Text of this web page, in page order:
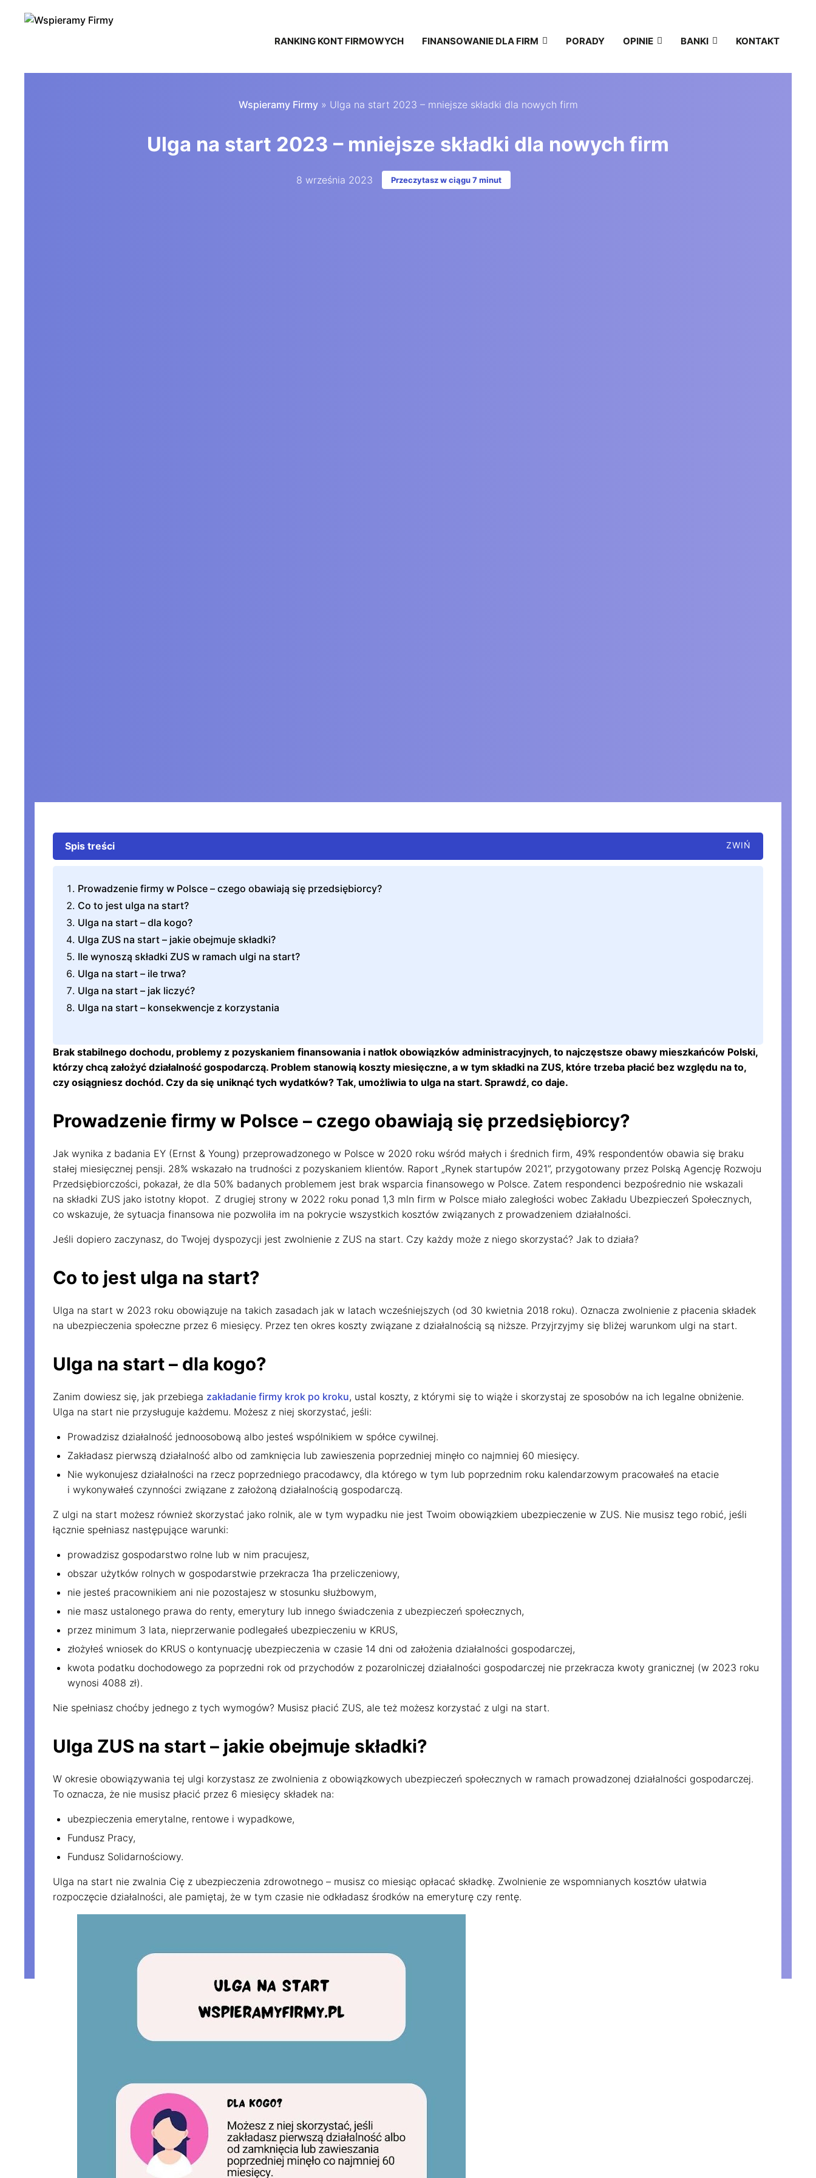
RANKING KONT FIRMOWYCH FINANSOWANIE DLA FIRM PORADY OPINIE BANKI KONTAKT
Wspieramy Firmy» Ulga na start 2023 – mniejsze składki dla nowych firm
Ulga na start 2023 – mniejsze składki dla nowych firm
8 września 2023 Przeczytasz w ciągu 7 minut
Spis treści
Prowadzenie firmy w Polsce – czego obawiają się przedsiębiorcy?
Co to jest ulga na start?
Ulga na start – dla kogo?
Ulga ZUS na start – jakie obejmuje składki?
Ile wynoszą składki ZUS w ramach ulgi na start?
Ulga na start – ile trwa?
Ulga na start – jak liczyć?
Ulga na start – konsekwencje z korzystania
Brak stabilnego dochodu, problemy z pozyskaniem finansowania i natłok obowiązków administracyjnych, to najczęstsze obawy mieszkańców Polski,
którzy chcą założyć działalność gospodarczą. Problem stanowią koszty miesięczne, a w tym składki na ZUS, które trzeba płacić bez względu na to,
czy osiągniesz dochód. Czy da się uniknąć tych wydatków? Tak, umożliwia to ulga na start. Sprawdź, co daje.
Prowadzenie firmy w Polsce – czego obawiają się przedsiębiorcy?
Jak wynika z badania EY (Ernst & Young) przeprowadzonego w Polsce w 2020 roku wśród małych i średnich firm, 49% respondentów obawia się braku
stałej miesięcznej pensji. 28% wskazało na trudności z pozyskaniem klientów. Raport „Rynek startupów 2021”, przygotowany przez Polską Agencję Rozwoju
Przedsiębiorczości, pokazał, że dla 50% badanych problemem jest brak wsparcia finansowego w Polsce. Zatem respondenci bezpośrednio nie wskazali
na składki ZUS jako istotny kłopot. Z drugiej strony w 2022 roku ponad 1,3 mln firm w Polsce miało zaległości wobec Zakładu Ubezpieczeń Społecznych,
co wskazuje, że sytuacja finansowa nie pozwoliła im na pokrycie wszystkich kosztów związanych z prowadzeniem działalności.
Jeśli dopiero zaczynasz, do Twojej dyspozycji jest zwolnienie z ZUS na start. Czy każdy może z niego skorzystać? Jak to działa?
Co to jest ulga na start?
Ulga na start w 2023 roku obowiązuje na takich zasadach jak w latach wcześniejszych (od 30 kwietnia 2018 roku). Oznacza zwolnienie z płacenia składek
na ubezpieczenia społeczne przez 6 miesięcy. Przez ten okres koszty związane z działalnością są niższe. Przyjrzyjmy się bliżej warunkom ulgi na start.
Ulga na start – dla kogo?
Zanim dowiesz się, jak przebiega zakładanie firmy krok po kroku, ustal koszty, z którymi się to wiąże i skorzystaj ze sposobów na ich legalne obniżenie.
Ulga na start nie przysługuje każdemu. Możesz z niej skorzystać, jeśli:
Prowadzisz działalność jednoosobową albo jesteś wspólnikiem w spółce cywilnej.
Zakładasz pierwszą działalność albo od zamknięcia lub zawieszenia poprzedniej minęło co najmniej 60 miesięcy.
Nie wykonujesz działalności na rzecz poprzedniego pracodawcy, dla którego w tym lub poprzednim roku kalendarzowym pracowałeś na etacie
i wykonywałeś czynności związane z założoną działalnością gospodarczą.
Z ulgi na start możesz również skorzystać jako rolnik, ale w tym wypadku nie jest Twoim obowiązkiem ubezpieczenie w ZUS. Nie musisz tego robić, jeśli
łącznie spełniasz następujące warunki:
prowadzisz gospodarstwo rolne lub w nim pracujesz,
obszar użytków rolnych w gospodarstwie przekracza 1ha przeliczeniowy,
nie jesteś pracownikiem ani nie pozostajesz w stosunku służbowym,
nie masz ustalonego prawa do renty, emerytury lub innego świadczenia z ubezpieczeń społecznych,
przez minimum 3 lata, nieprzerwanie podlegałeś ubezpieczeniu w KRUS,
złożyłeś wniosek do KRUS o kontynuację ubezpieczenia w czasie 14 dni od założenia działalności gospodarczej,
kwota podatku dochodowego za poprzedni rok od przychodów z pozarolniczej działalności gospodarczej nie przekracza kwoty granicznej (w 2023 roku
wynosi 4088 zł).
Nie spełniasz choćby jednego z tych wymogów? Musisz płacić ZUS, ale też możesz korzystać z ulgi na start.
Ulga ZUS na start – jakie obejmuje składki?
W okresie obowiązywania tej ulgi korzystasz ze zwolnienia z obowiązkowych ubezpieczeń społecznych w ramach prowadzonej działalności gospodarczej.
To oznacza, że nie musisz płacić przez 6 miesięcy składek na:
ubezpieczenia emerytalne, rentowe i wypadkowe,
Fundusz Pracy,
Fundusz Solidarnościowy.
Ulga na start nie zwalnia Cię z ubezpieczenia zdrowotnego – musisz co miesiąc opłacać składkę. Zwolnienie ze wspomnianych kosztów ułatwia
rozpoczęcie działalności, ale pamiętaj, że w tym czasie nie odkładasz środków na emeryturę czy rentę.
one również dopasować treści i reklamy do Twoich zainteresowań.
Jeśli się nie zgodzisz, reklamy nadal będą się wyświetlać, ale nie będą dopasowane do Ciebie
Ustawienia ciasteczek
Nie na wszystkie musisz się zgodzić.
Oświadczenie o prywatności
Rozumiem